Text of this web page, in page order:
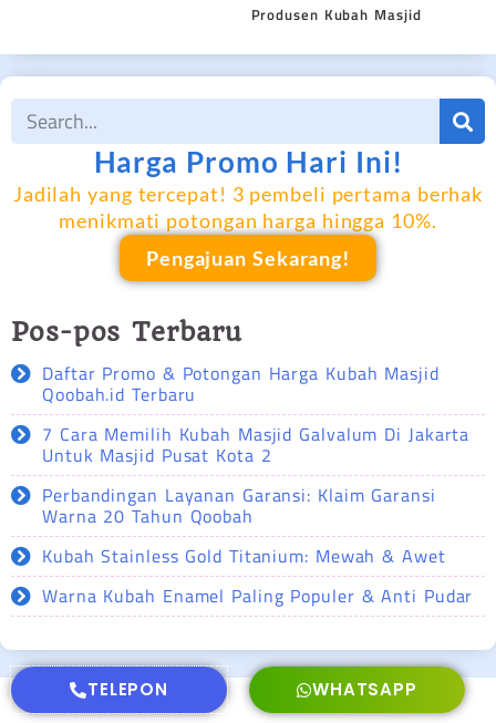
Produsen Kubah Masjid
Harga Promo Hari Ini!
Jadilah yang tercepat! 3 pembeli pertama berhak
menikmati potongan harga hingga 10%.
Pengajuan Sekarang!
Pos-pos Terbaru
Daftar Promo & Potongan Harga Kubah Masjid
Qoobah.id Terbaru
7 Cara Memilih Kubah Masjid Galvalum Di Jakarta
Untuk Masjid Pusat Kota 2
Perbandingan Layanan Garansi: Klaim Garansi
Warna 20 Tahun Qoobah
Kubah Stainless Gold Titanium: Mewah & Awet
Warna Kubah Enamel Paling Populer & Anti Pudar
TELEPON WHATSAPP